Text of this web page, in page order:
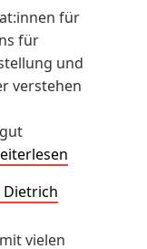
für
für
und
verstehen
vielen